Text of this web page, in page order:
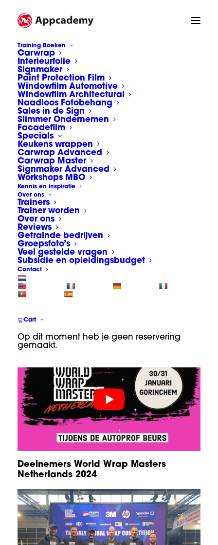
Training Boeken
Carwrap
Interieurfolie
Signmaker
Paint Protection Film
Windowfilm Automotive
Windowfilm Architectural
Naadloos Fotobehang
Sales in de Sign
Slimmer Ondernemen
Facadefilm
Specials
Keukens wrappen
Carwrap Advanced
Carwrap Master
Signmaker Advanced
Workshops MBO
Kennis en inspiratie
Over ons
Trainers
Trainer worden
Over ons
Reviews
Getrainde bedrijven
Groepsfoto’s
Veel gestelde vragen
Subsidie en opleidingsbudget
Contact
Cart
Op dit moment heb je geen reservering
gemaakt.
World Wrap Masters
Netherlands 2024
De winnaars World Wrap Masters
Netherlands 2024:
🥇1️⃣ Martijn Langereis – Omnimark
🥈2️⃣ Wouter Knol – WTR Wrap
Youtube: World wrap Masters 2024
Deelnemers World Wrap Masters
Netherlands 2024